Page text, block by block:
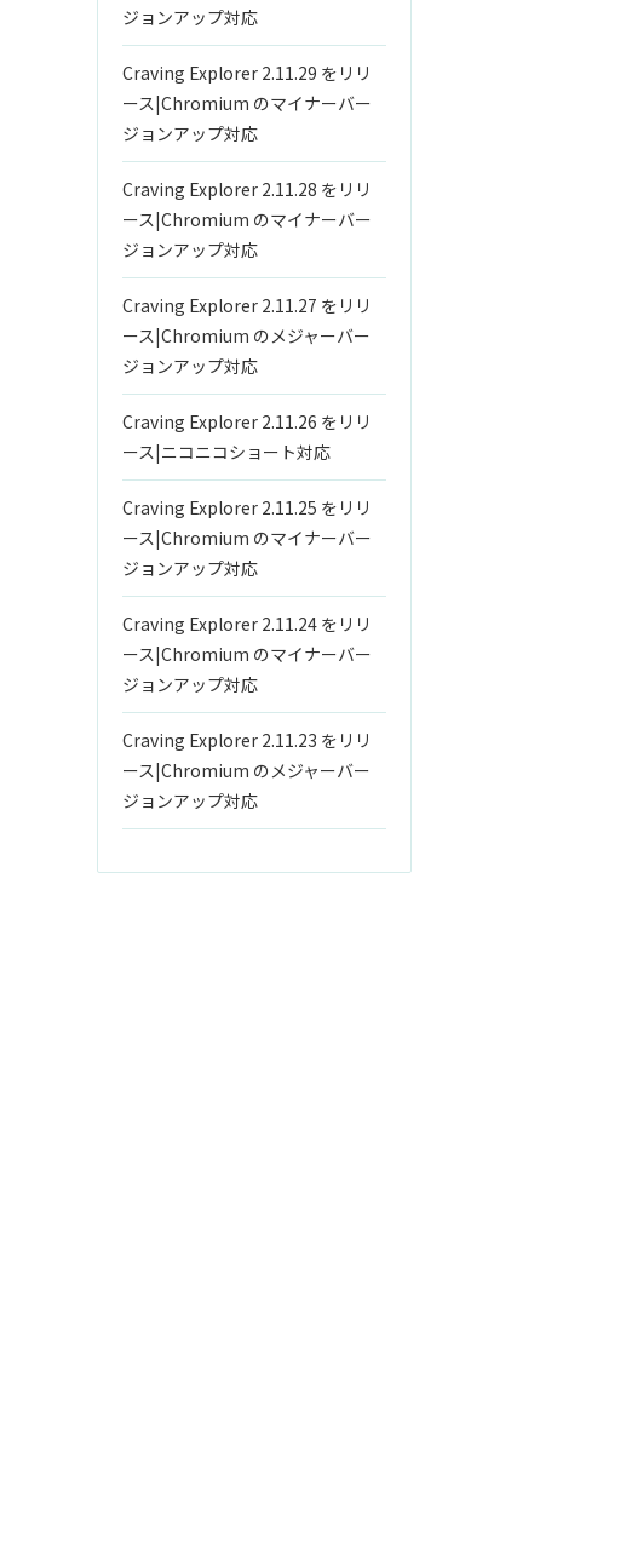
ジョンアップ対応
Craving Explorer 2.11.29 をリリ
ース|Chromium のマイナーバー
ジョンアップ対応
Craving Explorer 2.11.28 をリリ
ース|Chromium のマイナーバー
ジョンアップ対応
Craving Explorer 2.11.27 をリリ
ース|Chromium のメジャーバー
ジョンアップ対応
Craving Explorer 2.11.26 をリリ
ース|ニコニコショート対応
Craving Explorer 2.11.25 をリリ
ース|Chromium のマイナーバー
ジョンアップ対応
Craving Explorer 2.11.24 をリリ
ース|Chromium のマイナーバー
ジョンアップ対応
Craving Explorer 2.11.23 をリリ
ース|Chromium のメジャーバー
ジョンアップ対応